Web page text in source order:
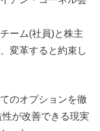
ーム(社員)と株主
変革すると約束し
のオプションを徹
が改善できる現実